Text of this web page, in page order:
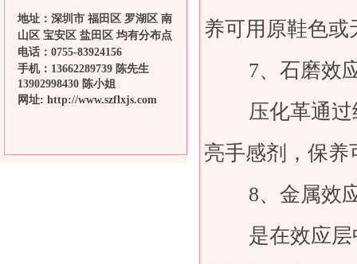
地址：深圳市 福田区 罗湖区 南
山区 宝安区 盐田区 均有分布点
电话： 0755-83924156
手机：13662289739 陈先生
13902998430 陈小姐
网址: http://www.szflxjs.com
养可用原鞋色或
7、石磨效
压化革通过
亮手感剂，保
8、金属效
是在效应层